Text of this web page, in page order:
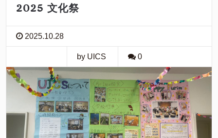
2025 文化祭
2025.10.28
by UICS 0